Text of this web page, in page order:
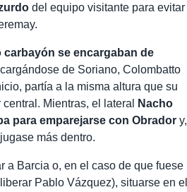
del equipo visitante para evitar
se encargaban de
de Soriano, Colombatto
partía a la misma altura que su
Mientras, el lateral
Nacho
para emparejarse con Obrador y,
más dentro.
a Barcia o, en el caso de que fuese
Pablo Vázquez), situarse en el